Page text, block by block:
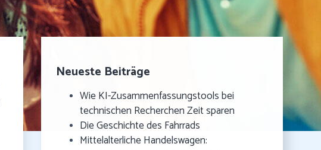
Neueste Beiträge
Wie KI-Zusammenfassungstools bei
technischen Recherchen Zeit sparen
Die Geschichte des Fahrrads
Mittelalterliche Handelswagen: